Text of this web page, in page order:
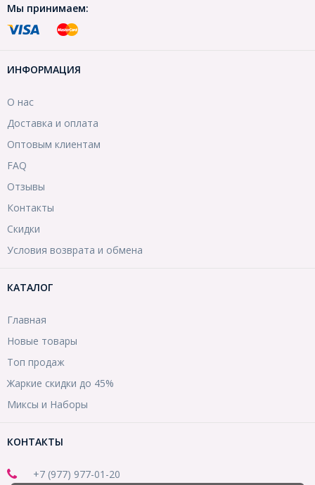
Мы принимаем:
ИНФОРМАЦИЯ
О нас
Доставка и оплата
Оптовым клиентам
FAQ
Отзывы
Контакты
Скидки
Условия возврата и обмена
КАТАЛОГ
Главная
Новые товары
Топ продаж
Жаркие скидки до 45%
Миксы и Наборы
КОНТАКТЫ
+7 (977) 977-01-20